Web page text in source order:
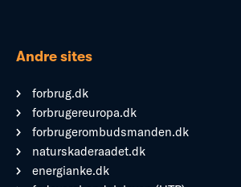
Andre sites
forbrug.dk
forbrugereuropa.dk
forbrugerombudsmanden.dk
naturskaderaadet.dk
energianke.dk